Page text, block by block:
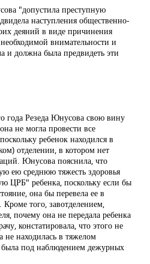
"допустила преступную
наступления общественно-
деяний в виде причинения
внимательности и
и должна была предвидеть эти
года Резеда Юнусова свою вину
не могла провести все
ребенок находился в
отделении, в котором нет
Юнусова пояснила, что
ею среднюю тяжесть здоровья
ЦРБ" ребенка, поскольку если бы
она бы перевела ее в
того, завотделением,
почему она не передала ребенка
констатировала, что этого не
не находилась в тяжелом
под наблюдением дежурных